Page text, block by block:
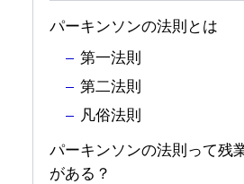
パーキンソンの法則とは
第一法則
第二法則
凡俗法則
パーキンソンの法則って残
がある？